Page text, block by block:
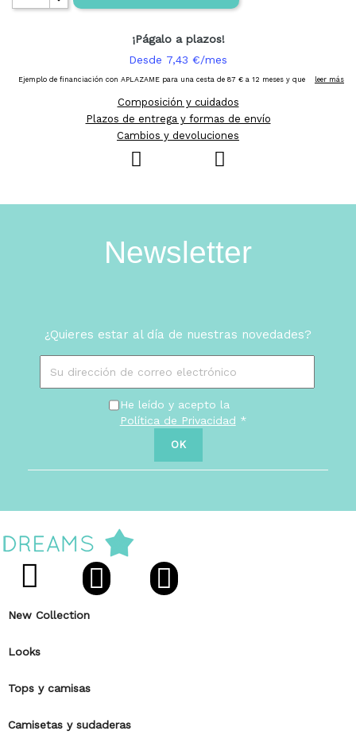
Composición y cuidados
Plazos de entrega y formas de envío
Cambios y devoluciones
Newsletter
¿Quieres estar al día de nuestras novedades?
He leído y acepto la
Política de Privacidad *
New Collection
Looks
Tops y camisas
Camisetas y sudaderas